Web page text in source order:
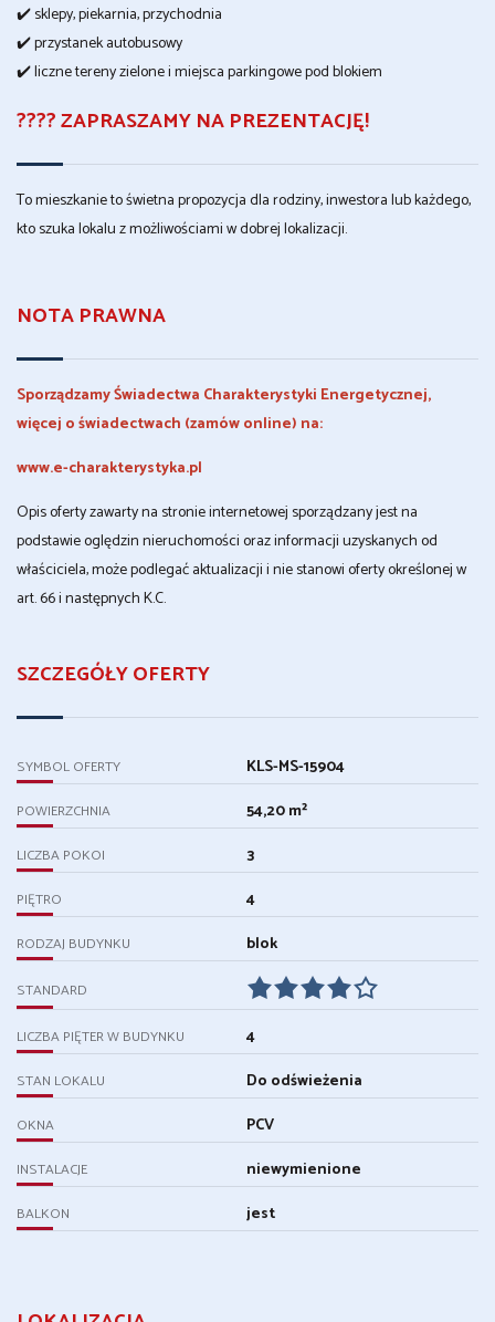
✔️ sklepy, piekarnia, przychodnia
✔️ przystanek autobusowy
✔️ liczne tereny zielone i miejsca parkingowe pod blokiem
???? ZAPRASZAMY NA PREZENTACJĘ!
To mieszkanie to świetna propozycja dla rodziny, inwestora lub każdego,
kto szuka lokalu z możliwościami w dobrej lokalizacji.
NOTA PRAWNA
Sporządzamy Świadectwa Charakterystyki Energetycznej,
więcej o świadectwach (zamów online) na:
www.e-charakterystyka.pl
Opis oferty zawarty na stronie internetowej sporządzany jest na
podstawie oględzin nieruchomości oraz informacji uzyskanych od
właściciela, może podlegać aktualizacji i nie stanowi oferty określonej w
art. 66 i następnych K.C.
SZCZEGÓŁY OFERTY
SYMBOL OFERTY KLS-MS-15904
POWIERZCHNIA 54,20 m²
LICZBA POKOI 3
PIĘTRO 4
RODZAJ BUDYNKU blok
STANDARD
LICZBA PIĘTER W BUDYNKU 4
STAN LOKALU Do odświeżenia
OKNA PCV
INSTALACJE niewymienione
BALKON jest